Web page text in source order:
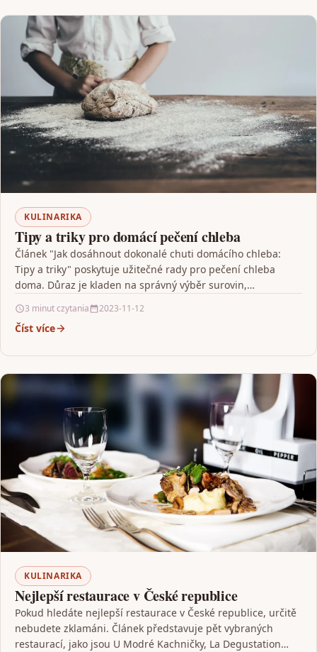
KULINARIKA
Tipy a triky pro domácí pečení chleba
Článek "Jak dosáhnout dokonalé chuti domácího chleba:
Tipy a triky" poskytuje užitečné rady pro pečení chleba
doma. Důraz je kladen na správný výběr surovin,…
3 minut czytania 2023-11-12
Číst více
KULINARIKA
Nejlepší restaurace v České republice
Pokud hledáte nejlepší restaurace v České republice, určitě
nebudete zklamáni. Článek představuje pět vybraných
restaurací, jako jsou U Modré Kachničky, La Degustation